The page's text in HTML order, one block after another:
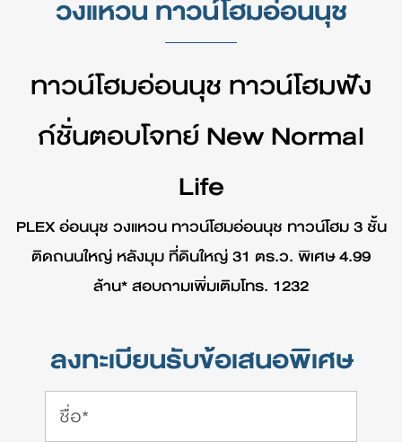
วงแหวน ทาวน์โฮมอ่อนนุช
ทาวน์โฮมอ่อนนุช ทาวน์โฮมฟัง
ก์ชั่นตอบโจทย์ New Normal
Life
PLEX อ่อนนุช วงแหวน ทาวน์โฮมอ่อนนุช ทาวน์โฮม 3 ชั้น
ติดถนนใหญ่ หลังมุม ที่ดินใหญ่ 31 ตร.ว. พิเศษ 4.99
ล้าน* สอบถามเพิ่มเติมโทร. 1232
ลงทะเบียนรับข้อเสนอพิเศษ